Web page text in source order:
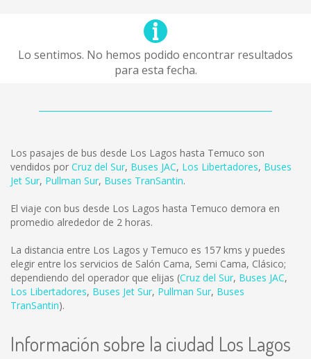
Lo sentimos. No hemos podido encontrar resultados
para esta fecha.
Los pasajes de bus desde Los Lagos hasta Temuco son
vendidos por Cruz del Sur, Buses JAC, Los Libertadores, Buses
Jet Sur, Pullman Sur, Buses TranSantin.
El viaje con bus desde Los Lagos hasta Temuco demora en
promedio alrededor de 2 horas.
La distancia entre Los Lagos y Temuco es 157 kms y puedes
elegir entre los servicios de Salón Cama, Semi Cama, Clásico;
dependiendo del operador que elijas (Cruz del Sur, Buses JAC,
Los Libertadores, Buses Jet Sur, Pullman Sur, Buses
TranSantin).
Información sobre la ciudad Los Lagos